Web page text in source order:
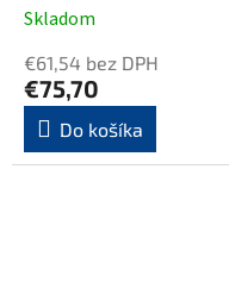
1200mm, zátka 72mm,
Skladom
€61,54 bez DPH
€75,70
Do košíka